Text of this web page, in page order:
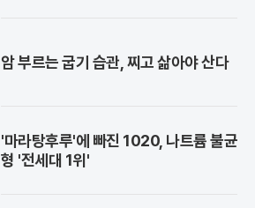
암 부르는 굽기 습관, 찌고 삶아야 산다
'마라탕후루'에 빠진 1020, 나트륨 불균
형 '전세대 1위'